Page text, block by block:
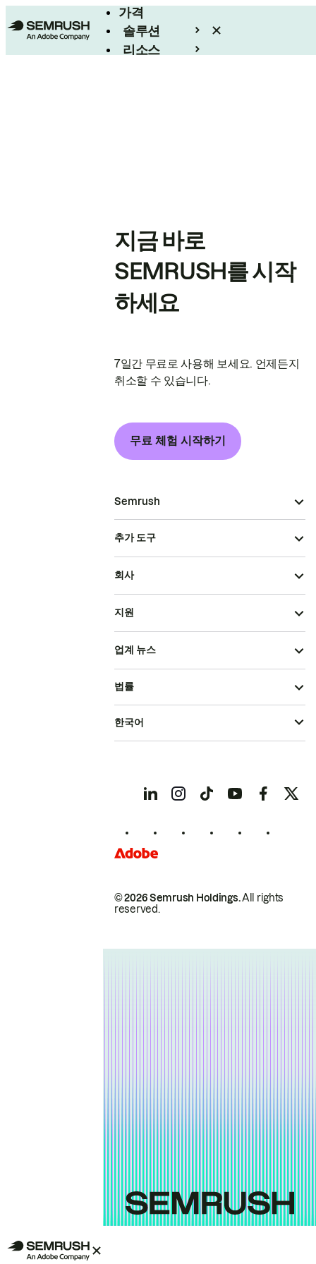
가격
솔루션
리소스
지금 바로
SEMRUSH를 시작
하세요
7일간 무료로 사용해 보세요. 언제든지
취소할 수 있습니다.
무료 체험 시작하기
Semrush
추가 도구
회사
지원
업계 뉴스
© 2026 Semrush Holdings.All rights
reserved.
법률
한국어